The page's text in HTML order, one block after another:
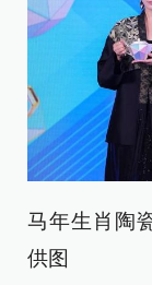
马年生肖陶
供图